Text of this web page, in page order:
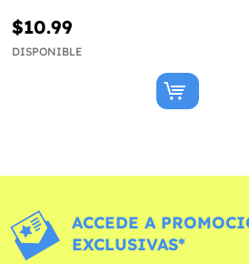
$10.99
DISPONIBLE
ACCEDE A
EXCLUSIVAS*